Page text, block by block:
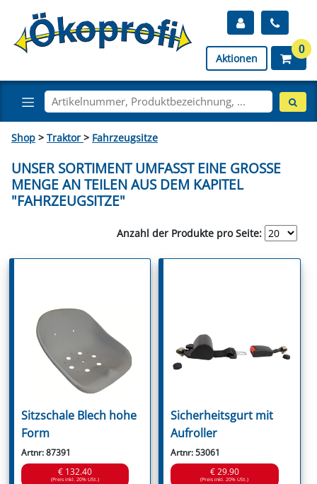
Aktionen
0
Shop > Traktor > Fahrzeugsitze
UNSER SORTIMENT UMFASST EINE GROSSE M
ENGE AN TEILEN AUS DEM KAPITEL "
FAHRZEUGSITZE"
Anzahl der Produkte pro Seite:
Sitzschale Blech hohe
Form
Artnr: 87391
€ 132.40
(Preis inkl. 20% USt.)
Sicherheitsgurt mit
Aufroller
Artnr: 53061
€ 29.90
(Preis inkl. 20% USt.)